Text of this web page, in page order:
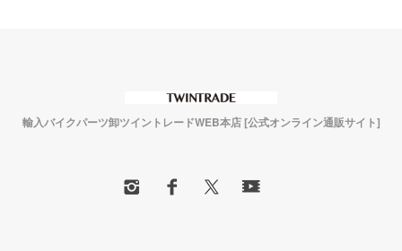
輸入バイクパーツ卸ツイントレードWEB本店 [公式オンライン通販サイト]